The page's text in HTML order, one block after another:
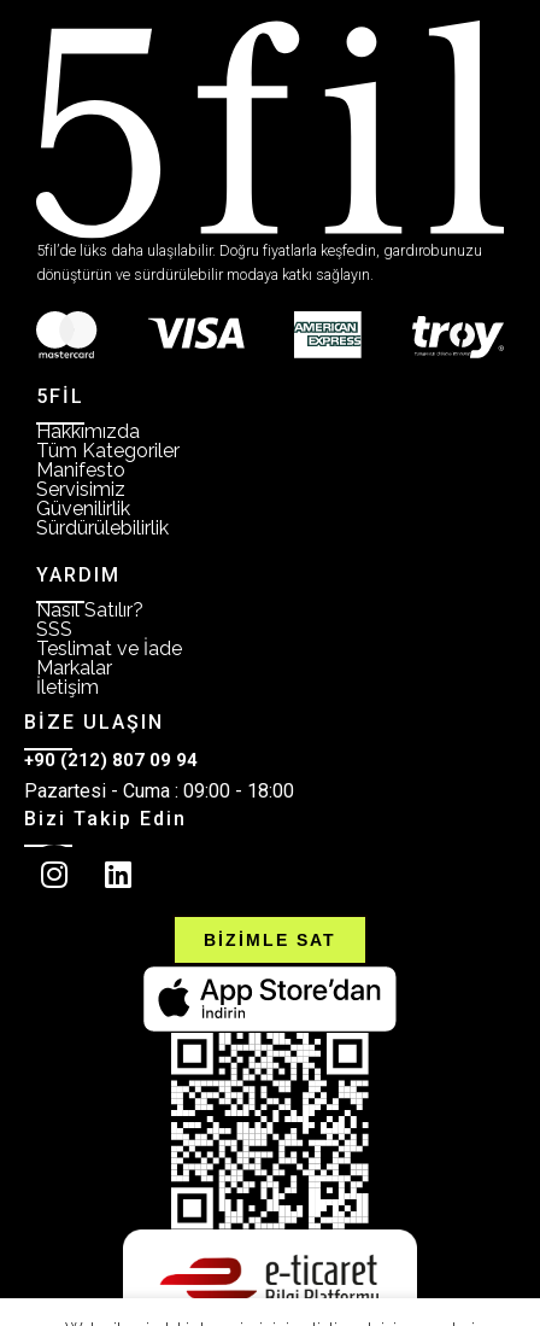
5fil’de lüks daha ulaşılabilir. Doğru fiyatlarla keşfedin, gardırobunuzu
dönüştürün ve sürdürülebilir modaya katkı sağlayın.
5FİL
Hakkımızda
Tüm Kategoriler
Manifesto
Servisimiz
Güvenilirlik
Sürdürülebilirlik
YARDIM
Nasıl Satılır?
SSS
Teslimat ve İade
Markalar
İletişim
BİZE ULAŞIN
+90 (212) 807 09 94
Pazartesi - Cuma : 09:00 - 18:00
Bizi Takip Edin
BİZİMLE SAT